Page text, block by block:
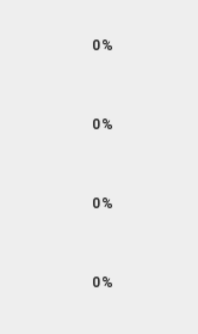
0%
0%
0%
0%